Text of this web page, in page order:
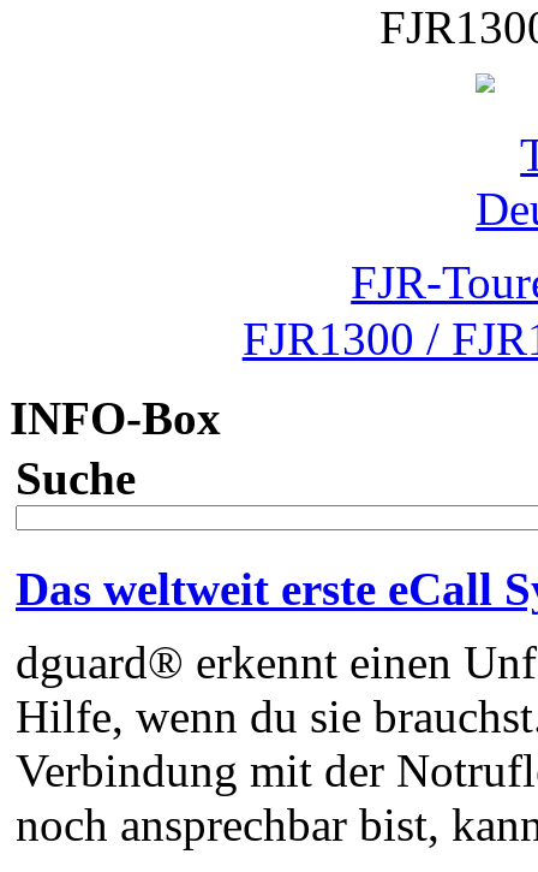
FJR-
FJR1300 /
INFO-Box
Suche
Das weltweit erste eCall
dguard® erkennt einen
Hilfe, wenn du sie
Verbindung mit der
noch ansprechbar bist,